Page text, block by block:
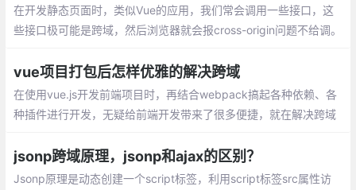
在开发静态页面时，类似Vue的应用，我们常会调用一些接口，这
些接口极可能是跨域，然后浏览器就会报cross-origin问题不给调。
le-web-security。
vue项目打包后怎样优雅的解决跨域
在使用vue.js开发前端项目时，再结合webpack搞起各种依赖、各
种插件进行开发，无疑给前端开发带来了很多便捷，就在解决跨域
jsonp跨域原理，jsonp和ajax的区别？
Jsonp原理是动态创建一个script标签，利用script标签src属性访